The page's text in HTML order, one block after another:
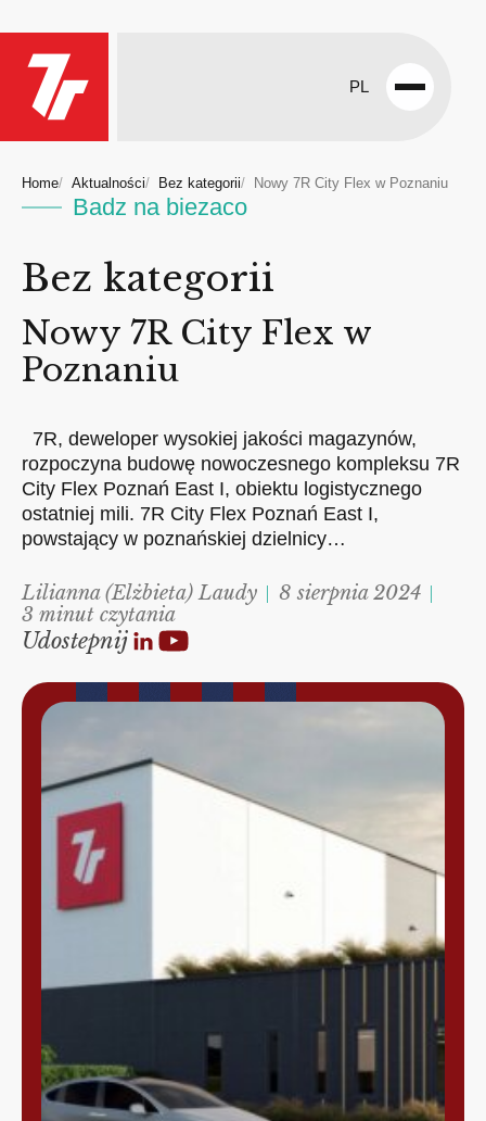
PL
Open
Home Aktualności Bez kategorii Nowy 7R City Flex w Poznaniu
Badz na biezaco
Bez kategorii
Nowy 7R City Flex w
Poznaniu
7R, deweloper wysokiej jakości magazynów,
rozpoczyna budowę nowoczesnego kompleksu 7R
City Flex Poznań East I, obiektu logistycznego
ostatniej mili. 7R City Flex Poznań East I,
powstający w poznańskiej dzielnicy…
Lilianna (Elżbieta) Laudy
8 sierpnia 2024
3 minut czytania
Udostepnij